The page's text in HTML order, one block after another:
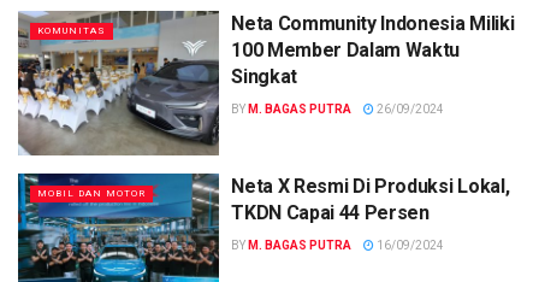
KOMUNITAS
Neta Community Indonesia Miliki
100 Member Dalam Waktu
Singkat
BY M. BAGAS PUTRA 26/09/2024
MOBIL DAN MOTOR
Neta X Resmi Di Produksi Lokal,
TKDN Capai 44 Persen
BY M. BAGAS PUTRA 16/09/2024